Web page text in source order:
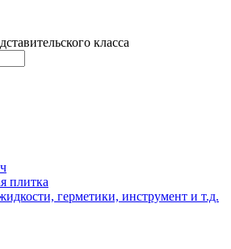
класса
плитка
герметики, инструмент и т.д.